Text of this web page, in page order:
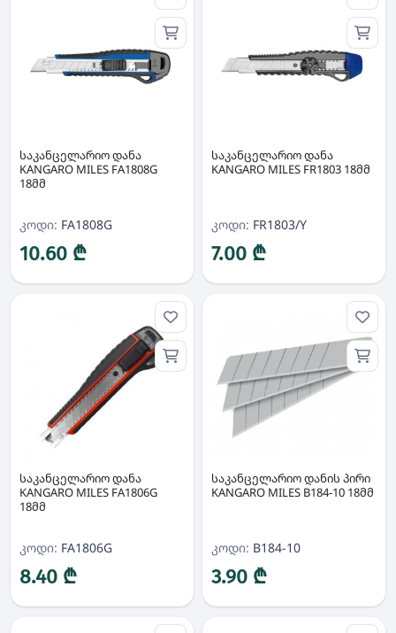
საკანცელარიო დანა
KANGARO MILES FA1808G
18მმ
კოდი: FA1808G
10.60 ₾
საკანცელარიო დანა
KANGARO MILES FR1803 18მმ
კოდი: FR1803/Y
7.00 ₾
საკანცელარიო დანა
KANGARO MILES FA1806G
18მმ
კოდი: FA1806G
8.40 ₾
საკანცელარიო დანის პირი
KANGARO MILES B184-10 18მმ
კოდი: B184-10
3.90 ₾